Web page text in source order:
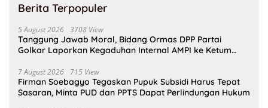
Berita Terpopuler
5 August 2026 3708 View
Tanggung Jawab Moral, Bidang Ormas DPP Partai
Golkar Laporkan Kegaduhan Internal AMPI ke Ketum
7 August 2026 715 View
Firman Soebagyo Tegaskan Pupuk Subsidi Harus Tepat
Sasaran, Minta PUD dan PPTS Dapat Perlindungan Hukum